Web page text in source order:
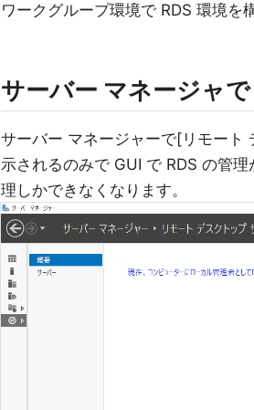
ワークグループ環境で RDS 環境を
サーバー マネージャ
サーバー マネージャーで[リモート
示されるのみで GUI で RDS の管
理しかできなくなります。